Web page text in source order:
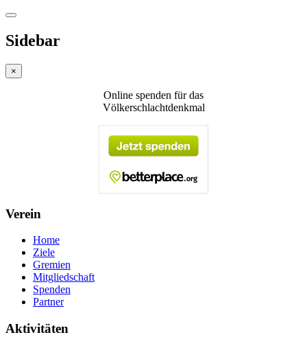
Sidebar
×
Online spenden für das
Völkerschlachtdenkmal
Verein
Home
Ziele
Gremien
Mitgliedschaft
Spenden
Partner
Aktivitäten